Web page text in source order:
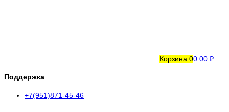
Корзина 00.00 ₽
Поддержка
+7(951)871-45-46